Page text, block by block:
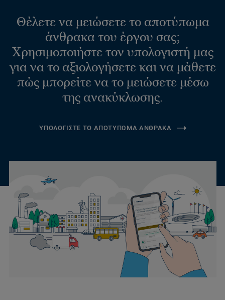
Θέλετε να μειώσετε το αποτύπωμα
άνθρακα του έργου σας;
Χρησιμοποιήστε τον υπολογιστή μας
για να το αξιολογήσετε και να μάθετε
πώς μπορείτε να το μειώσετε μέσω
της ανακύκλωσης.
ΥΠΟΛΟΓΙΣΤΕ ΤΟ ΑΠΟΤΥΠΩΜΑ ΑΝΘΡΑΚΑ